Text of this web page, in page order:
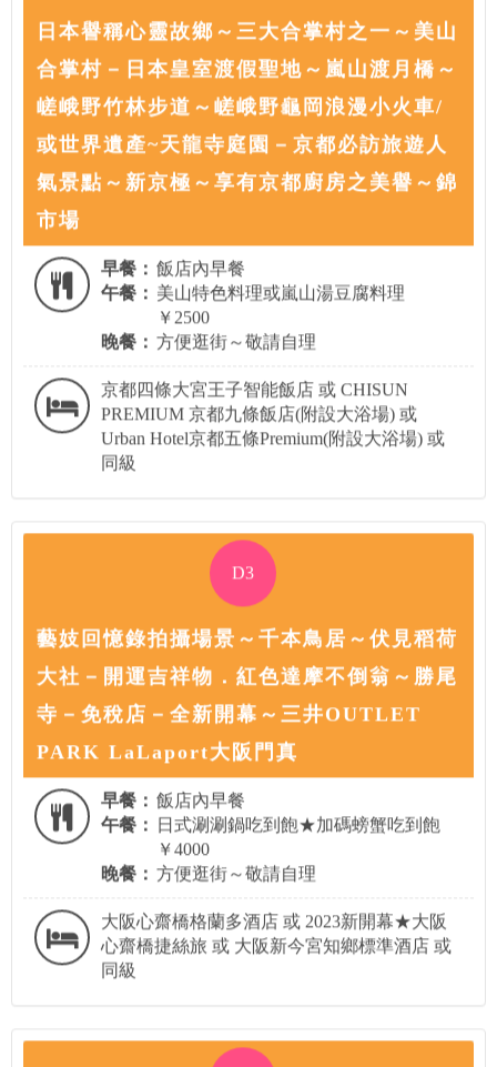
日本譽稱心靈故鄉～三大合掌村之一～美山
合掌村－日本皇室渡假聖地～嵐山渡月橋～
嵯峨野竹林步道～嵯峨野龜岡浪漫小火車/
或世界遺產~天龍寺庭園－京都必訪旅遊人
氣景點～新京極～享有京都廚房之美譽～錦
市場
早餐： 飯店內早餐
午餐： 美山特色料理或嵐山湯豆腐料理
￥2500
晚餐： 方便逛街～敬請自理
京都四條大宮王子智能飯店 或 CHISUN
PREMIUM 京都九條飯店(附設大浴場) 或
Urban Hotel京都五條Premium(附設大浴場) 或
同級
D3
藝妓回憶錄拍攝場景～千本鳥居～伏見稻荷
大社－開運吉祥物．紅色達摩不倒翁～勝尾
寺－免稅店－全新開幕～三井OUTLET
PARK LaLaport大阪門真
早餐： 飯店內早餐
午餐： 日式涮涮鍋吃到飽★加碼螃蟹吃到飽
￥4000
晚餐： 方便逛街～敬請自理
大阪心齋橋格蘭多酒店 或 2023新開幕★大阪
心齋橋捷絲旅 或 大阪新今宮知鄉標準酒店 或
同級